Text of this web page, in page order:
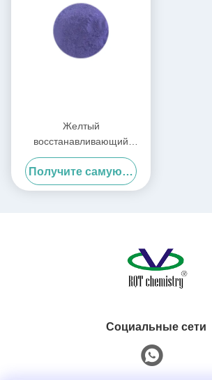
Желтый
восстанавливающий
прозрачный агент TS-P или
Антибликовый агентПолучите самую лучшую цену
Социальные сети